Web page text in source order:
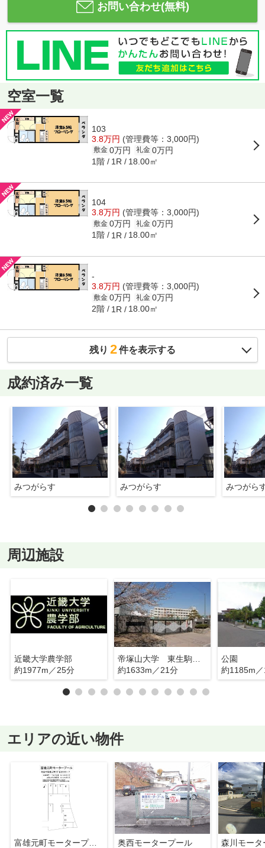
お問い合わせ(無料)
空室一覧
103
3.8万円 (管理費等：3,000円)
敷金 0万円 礼金 0万円
1階 1R 18.00㎡
104
3.8万円 (管理費等：3,000円)
敷金 0万円 礼金 0万円
1階 1R 18.00㎡
-
3.8万円 (管理費等：3,000円)
敷金 0万円 礼金 0万円
2階 1R 18.00㎡
残り 2件を表示する
成約済み一覧
みつがらす みつがらす みつがら
周辺施設
近畿大学農学部
約1977m／25分
帝塚山大学 東生駒キャンパス
約1633m／21分
公園
約1185m
エリアの近い物件
富雄元町モータープール
奥西モータープール
森川モータ